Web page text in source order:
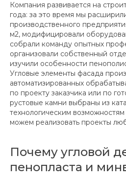
Компания развивается на
года: за это время мы
производственного
м2, модифицировали
собрали команду опытных
организовали собственный
изучили особенности
Угловые элементы фасада
автоматизированных
по проекту заказчика или по
рустовые камни выбраны из
технологическим
можем реализовать проекты
Почему угловой
пенопласта и